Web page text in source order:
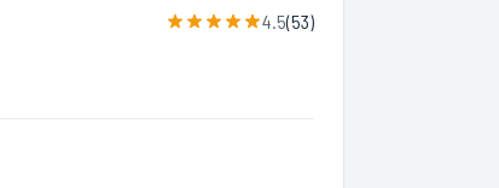
4.5(53)